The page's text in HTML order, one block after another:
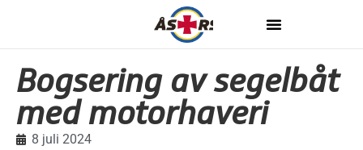
Bogsering av segelbåt
med motorhaveri
8 juli 2024